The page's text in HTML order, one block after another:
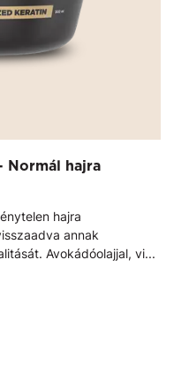
Normál hajra
hajra
annak
Avokádóolajjal, vi...